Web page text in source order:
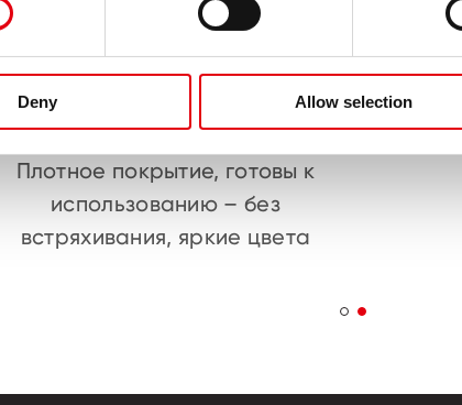
Deny Allow selection
Плотное покрытие, готовы к
использованию – без
встряхивания, яркие цвета